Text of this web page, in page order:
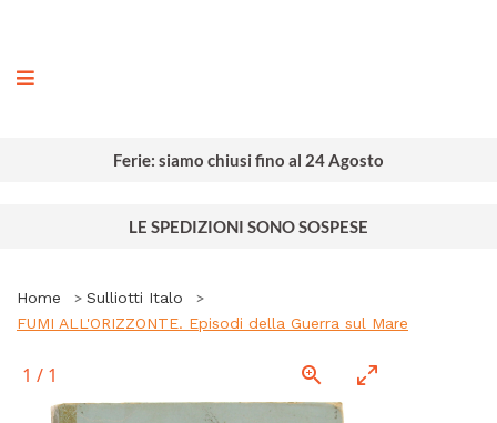
Ferie: siamo chiusi fino al 24 Agosto
LE SPEDIZIONI SONO SOSPESE
Home
Sulliotti Italo
FUMI ALL'ORIZZONTE. Episodi della Guerra sul Mare
1 / 1